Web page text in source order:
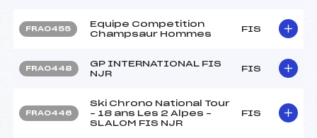
FRA0455
Equipe Competition
Champsaur Hommes
FIS
FRA0448
GP INTERNATIONAL FIS
NJR
FIS
FRA0446
Ski Chrono National Tour
– 18 ans Les 2 Alpes –
SLALOM FIS NJR
FIS